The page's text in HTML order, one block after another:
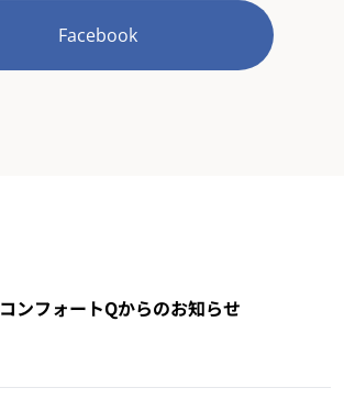
Facebook
コンフォートQからのお知らせ